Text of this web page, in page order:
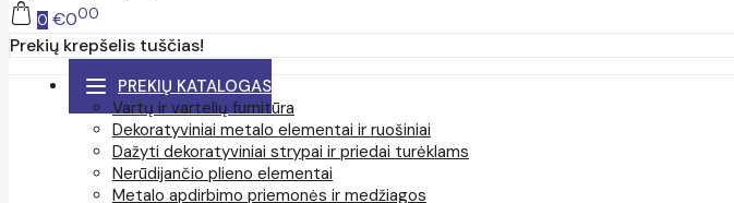
0 €000
Prekių krepšelis tuščias!
PREKIŲ KATALOGAS
Vartų ir vartelių furnitūra
Dekoratyviniai metalo elementai ir ruošiniai
Dažyti dekoratyviniai strypai ir priedai turėklams
Nerūdijančio plieno elementai
Metalo apdirbimo priemonės ir medžiagos